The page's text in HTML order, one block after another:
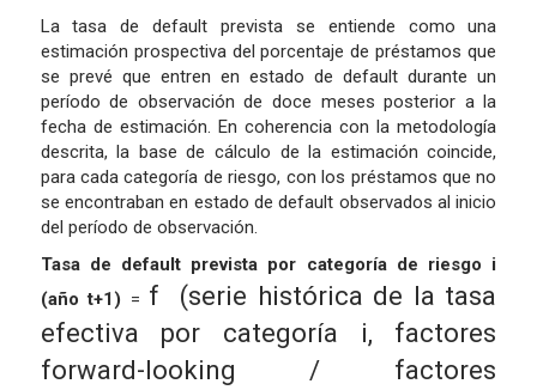
La tasa de default prevista se entiende como una
estimación prospectiva del porcentaje de préstamos que
se prevé que entren en estado de default durante un
período de observación de doce meses posterior a la
fecha de estimación. En coherencia con la metodología
descrita, la base de cálculo de la estimación coincide,
para cada categoría de riesgo, con los préstamos que no
se encontraban en estado de default observados al inicio
del período de observación.
Tasa de default prevista por categoría de riesgo i
(año t+1) = f
(serie histórica de la tasa
efectiva por categoría i, factores
forward-looking / factores